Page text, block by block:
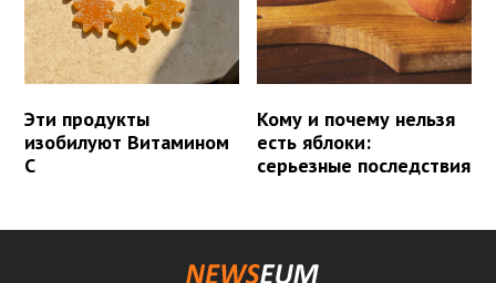
Эти продукты
изобилуют Витамином
С
Кому и почему нельзя
есть яблоки:
серьезные последствия